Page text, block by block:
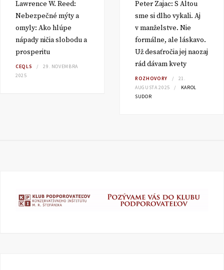
Lawrence W. Reed:
Nebezpečné mýty a
omyly: Ako hlúpe
nápady ničia slobodu a
prosperitu
CEQLS
29. NOVEMBRA
2025
Peter Zajac: S Altou
sme si dlho vykali. Aj
v manželstve. Nie
formálne, ale láskavo.
Už desaťročia jej naozaj
rád dávam kvety
ROZHOVORY
21.
AUGUSTA 2025
KAROL
SUDOR